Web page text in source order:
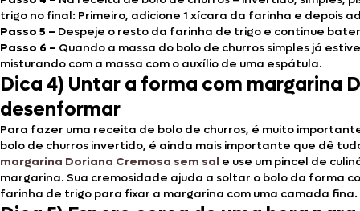
trigo no final: Primeiro, adicione 1 xícara da farinha e depois
Passo 5 – Despeje o resto da farinha de trigo e continue
Passo 6 – Quando a massa do bolo de churros simples já
misturando com a massa com o auxílio de uma espátula.
Dica 4) Untar a forma com margarina
desenformar
Para fazer uma receita de bolo de churros, é muito
bolo de churros invertido, é ainda mais importante que dê
margarina Doriana Cremosa sem sal e use um pincel de
margarina. Sua cremosidade ajuda a soltar o bolo da forma
farinha de trigo para fixar a margarina com uma camada fina.